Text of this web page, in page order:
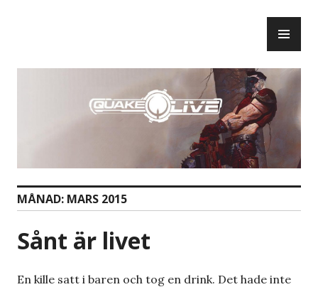
MÅNAD: MARS 2015
Sånt är livet
En kille satt i baren och tog en drink. Det hade inte